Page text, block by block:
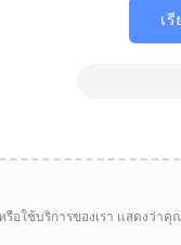
เ
อใช้บริการของเรา แสดงว่าคุ